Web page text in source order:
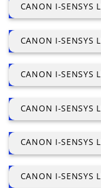
CANON I-SENSYS
CANON I-SENSYS
CANON I-SENSYS
CANON I-SENSYS
CANON I-SENSYS
CANON I-SENSYS